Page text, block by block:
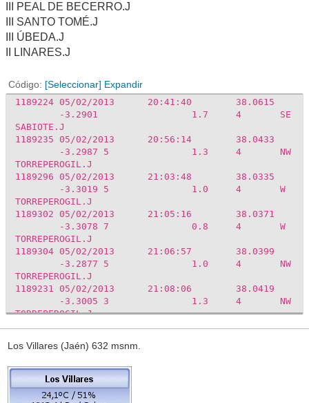
III PEAL DE BECERRO.J
III SANTO TOMÉ.J
III ÚBEDA.J
II LINARES.J
Código [Seleccionar] Expandir
1189224 05/02/2013 20:41:40
38.0615
-3.2901
1.7 4
SE
SABIOTE.J
1189235 05/02/2013 20:56:14
38.0433
-3.2987
5 1.3 4
NW
TORREPEROGIL.J
1189296 05/02/2013 21:03:48
38.0335
-3.3019
5 1.0 4
W
TORREPEROGIL.J
1189302 05/02/2013 21:05:16
38.0371
-3.3078
7 0.8 4
W
TORREPEROGIL.J
1189304 05/02/2013 21:06:57
38.0399
-3.2877
5 1.0 4
NW
TORREPEROGIL.J
1189231 05/02/2013 21:08:06
38.0419
-3.3005
3 1.3 4
NW
TORREPEROGIL.J
1189310 05/02/2013 21:13:32
38.0399
TORREPEROGIL.J
-3.2920 4
TORREPEROGIL.J
1189239
05/02/2013
Los Villares (Jaén) 632 msnm.